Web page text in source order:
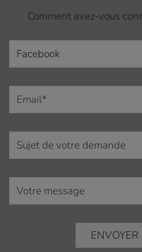
Comment avez-vous